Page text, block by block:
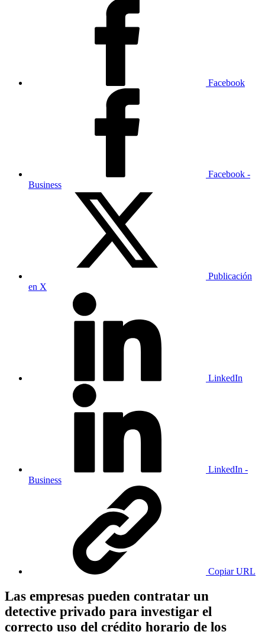
Facebook
Facebook -
Business
Publicación
en X
LinkedIn
LinkedIn -
Business
Copiar URL
Las empresas pueden contratar un
detective privado para investigar el
correcto uso del crédito horario de los